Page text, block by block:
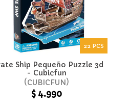
22 PCS
Ship Pequeño Puzzle 3d
- Cubicfun
CUBICFUN
$ 4.990